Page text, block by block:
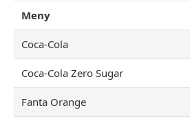
Meny
Coca-Cola
Coca-Cola Zero Sugar
Fanta Orange